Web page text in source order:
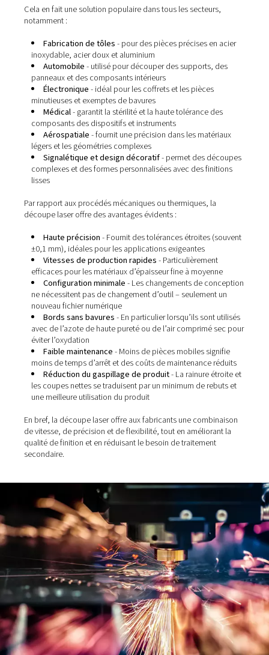
Pourquoi les fabricants
choisissent la découpe laser
La découpe laserest un processus sans contact qui
faisceau de lumière concentré à travers des optiques
par des commandes CNC pour fondre ou vaporiser le
avec une précision extrême. Le résultat ? Coupes
précises sans force mécanique ni usure de l’outil.
Cela en fait une solution populaire dans tous les
notamment :
Fabrication de tôles- pour des pièces précises
inoxydable, acier doux et aluminium
panneaux et des composants intérieurs
Électronique- idéal pour les coffrets et les pièces
minutieuses et exemptes de bavures
Médical- garantit la stérilité et la haute tolérance
composants des dispositifs et instruments
Aérospatiale- fournit une précision dans les
légers et les géométries complexes
Signalétique et design décoratif
complexes et des formes personnalisées avec des
lisses
Par rapport aux procédés mécaniques ou thermiques,
découpe laser offre des avantages évidents :
Haute précision- Fournit des tolérances étroites
±0,1 mm), idéales pour les applications exigeantes
efficaces pour les matériaux d’épaisseur fine à
Configuration minimale
- Les changements de
ne nécessitent pas de changement d’outil –
nouveau fichier numérique
Bords sans bavures- En particulier lorsqu’ils
avec de l’azote de haute pureté ou de l’air
éviter l’oxydation
Faible maintenance- Moins de pièces mobiles
moins de temps d’arrêt et des coûts de maintenance
Réduction du gaspillage de produit- La rainure
les coupes nettes se traduisent par un minimum de
une meilleure utilisation du produit